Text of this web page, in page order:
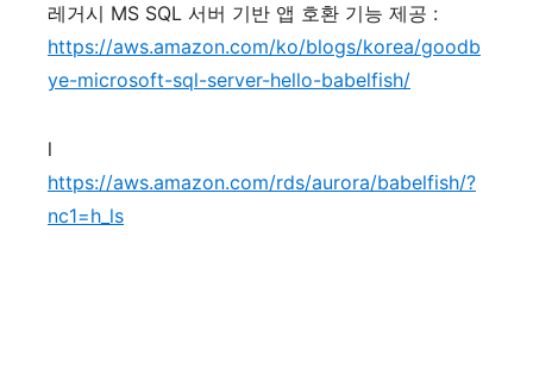
레거시 MS SQL 서버 기반 앱 호환 기능 제공 :
https://aws.amazon.com/ko/blogs/korea/goodb
ye-microsoft-sql-server-hello-babelfish/
l
https://aws.amazon.com/rds/aurora/babelfish/?
nc1=h_ls